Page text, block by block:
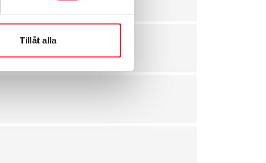
Tillåt alla